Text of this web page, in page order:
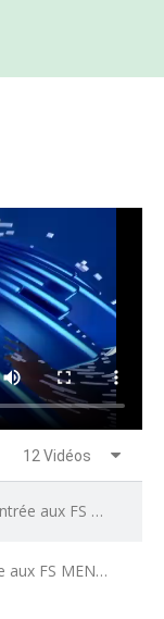
12 Vidéos
Reportage du Concours d'entrée aux FS MENUM de l'EMSP session 2025
Spot Télé concours d'entrée aux FS MENUM 2025